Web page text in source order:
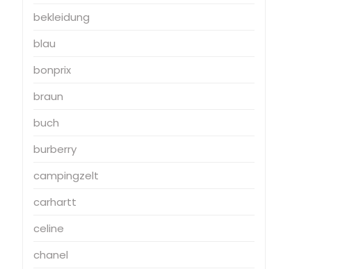
bekleidung
blau
bonprix
braun
buch
burberry
campingzelt
carhartt
celine
chanel